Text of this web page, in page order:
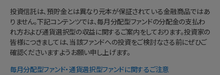
投資信託は、預貯金とは異なり元本が保証されている金融商品ではあ
りません。下記コンテンツでは、毎月分配型ファンドの分配金の支払わ
れ方および通貨選択型の収益に関するご案内をしております。投資家の
皆様につきましては、当該ファンドへの投資をご検討なさる前にぜひご
確認くださいますようお願い申し上げます。
毎月分配型ファンド・通貨選択型ファンドに関するご注意